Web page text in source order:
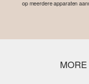
op meerdere apparaten